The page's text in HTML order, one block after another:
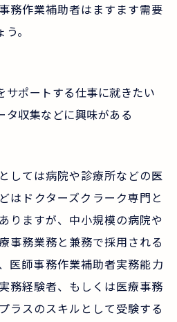
務作業補助者はますます需要
。
サポートする仕事に就きたい
タ収集などに興味がある
しては病院や診療所などの医
はドクターズクラーク専門と
りますが、中小規模の病院や
事務業務と兼務で採用される
医師事務作業補助者実務能力
務経験者、もしくは医療事務
ラスのスキルとして受験する